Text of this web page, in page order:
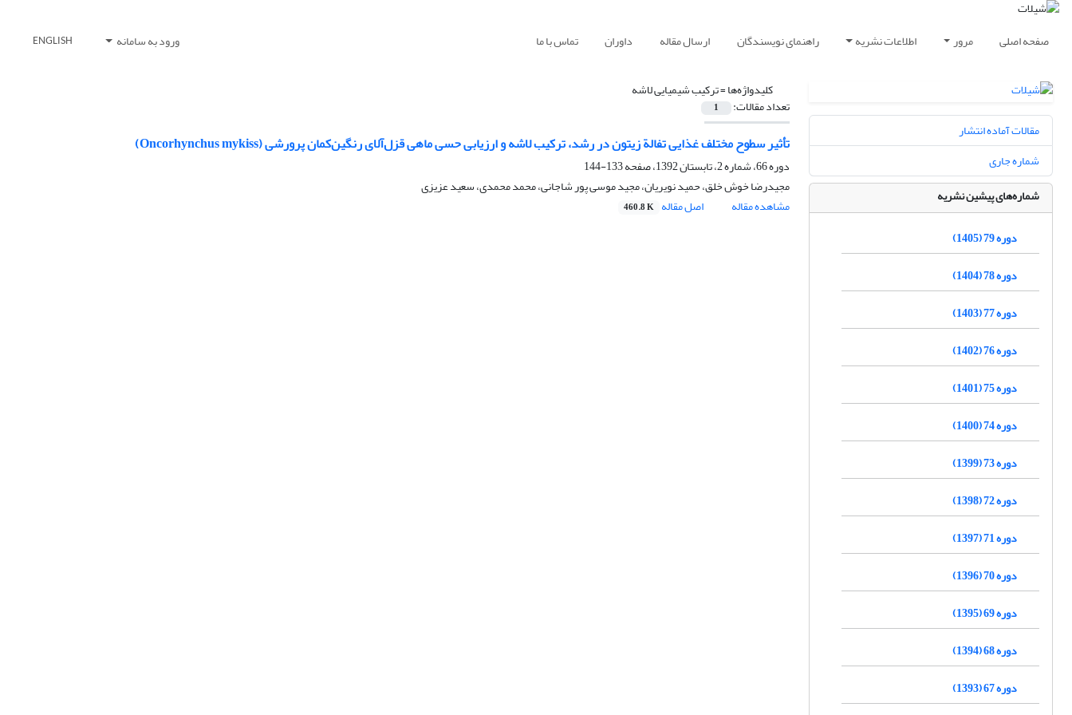
صفحه اصلی مرور اطلاعات نشریه راهنمای نویسندگان ارسال مقاله داوران تماس با ما ورود به سامانه ENGLISH
کلیدواژه‌ها =ترکیب شیمیایی لاشه
تعداد مقالات: 1
تأثیر سطوح مختلف غذایی تفالة زیتون در رشد، ترکیب لاشه و ارزیابی حسی ماهی قزل‌آلای رنگین‌کمان پرورشی (Oncorhynchus mykiss)
دوره 66، شماره 2، تابستان 1392، صفحه
133-144
مجیدرضا خوش خلق، حمید نویریان، مجید موسی پور شاجانی، محمد محمدی، سعید عزیزی
مشاهده مقاله
اصل مقاله 460.8 K
مقالات آماده انتشار
شماره جاری
شماره‌های پیشین نشریه
دوره 79 (1405)
دوره 78 (1404)
دوره 77 (1403)
دوره 76 (1402)
دوره 75 (1401)
دوره 74 (1400)
دوره 73 (1399)
دوره 72 (1398)
دوره 71 (1397)
دوره 70 (1396)
دوره 69 (1395)
دوره 68 (1394)
دوره 67 (1393)